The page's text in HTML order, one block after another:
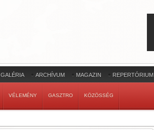
GALÉRIA ARCHÍVUM MAGAZIN REPERTÓRIUM
VÉLEMÉNY GASZTRO KÖZÖSSÉG